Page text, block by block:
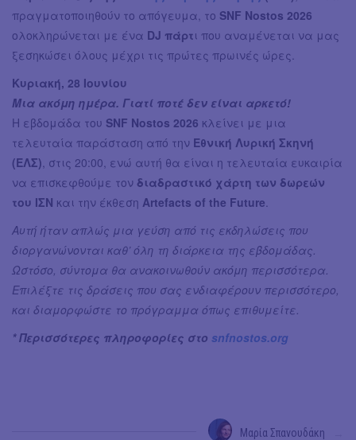
πραγματοποιηθούν το απόγευμα, το SNF Nostos 2026
ολοκληρώνεται με ένα DJ πάρτι που αναμένεται να μας
ξεσηκώσει όλους μέχρι τις πρώτες πρωινές ώρες.
Κυριακή, 28 Ιουνίου
Μια ακόμη ημέρα. Γιατί ποτέ δεν είναι αρκετό!
Η εβδομάδα του SNF Nostos 2026 κλείνει με μια
τελευταία παράσταση από την Εθνική Λυρική Σκηνή
(ΕΛΣ) , στις 20:00, ενώ αυτή θα είναι η τελευταία ευκαιρία
να επισκεφθούμε τον διαδραστικό χάρτη των δωρεών
του ΙΣΝ και την έκθεση Artefacts of the Future
Αυτή ήταν απλώς μια γεύση από τις εκδηλώσεις που
διοργανώνονται καθ’ όλη τη διάρκεια της εβδομάδας.
Ωστόσο, σύντομα θα ανακοινωθούν ακόμη περισσότερα.
Επιλέξτε τις δράσεις που σας ενδιαφέρουν περισσότερο,
και διαμορφώστε το πρόγραμμα όπως επιθυμείτε.
* Περισσότερες πληροφορίες στο snfnostos.org
Μαρία Σπανουδάκη